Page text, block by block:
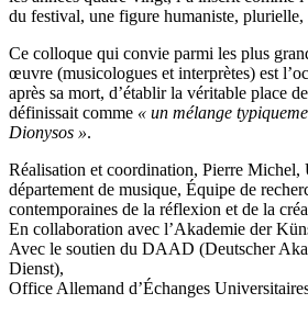
du festival, une figure humaniste, plurielle,
Ce colloque qui convie parmi les plus
œuvre (musicologues et interprètes) est
après sa mort, d’établir la véritable place
définissait comme « un mélange
Dionysos ».
Réalisation et coordination, Pierre Michel,
département de musique, Équipe de
contemporaines de la réflexion et de la
En collaboration avec l’Akademie der
Avec le soutien du DAAD (Deutscher
Dienst),
Office Allemand d’Échanges